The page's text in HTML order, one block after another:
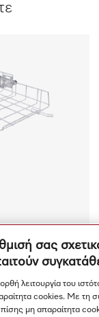
σας
λειτουργία του
cookies. Με τη
μη απαραίτητα